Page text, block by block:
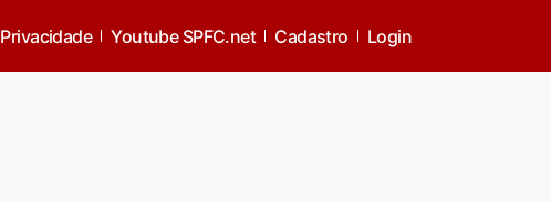
Privacidade Youtube SPFC.net Cadastro Login